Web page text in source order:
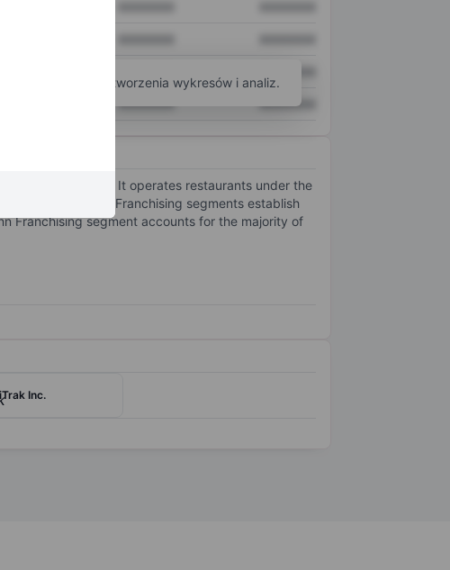
XXXXXXX XXXXXXX
narzędzi do tworzenia wykresów i analiz.
ghost kitchens. It operates restaurants under the
and Pie Five Franchising segments establish
Franchising segment accounts for the majority of
Inc.